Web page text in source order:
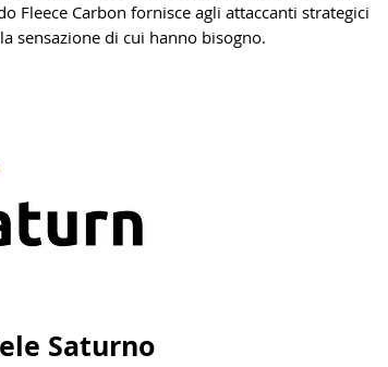
Fleece Carbon fornisce agli attaccanti strategici
sensazione di cui hanno bisogno.
Saturno